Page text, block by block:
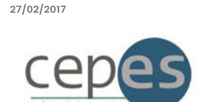
27/02/2017